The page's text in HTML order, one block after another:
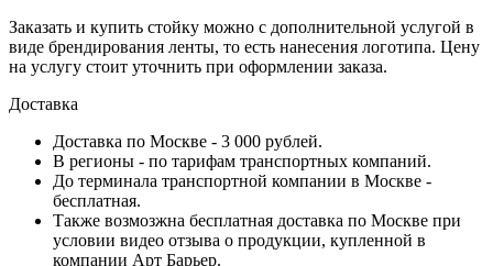
Заказать и купить стойку можно с дополнительной услугой в
виде брендирования ленты, то есть нанесения логотипа. Цену
на услугу стоит уточнить при оформлении заказа.
Доставка
Доставка по Москве - 3 000 рублей.
В регионы - по тарифам транспортных компаний.
До терминала транспортной компании в Москве -
бесплатная.
Также возмозжна бесплатная доставка по Москве при
условии видео отзыва о продукции, купленной в
компании Арт Барьер.